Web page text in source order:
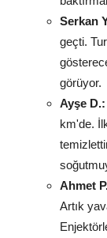
Serkan
geçti.
görüyor.
Ayşe D.:
km'de.
Ahmet
Artık